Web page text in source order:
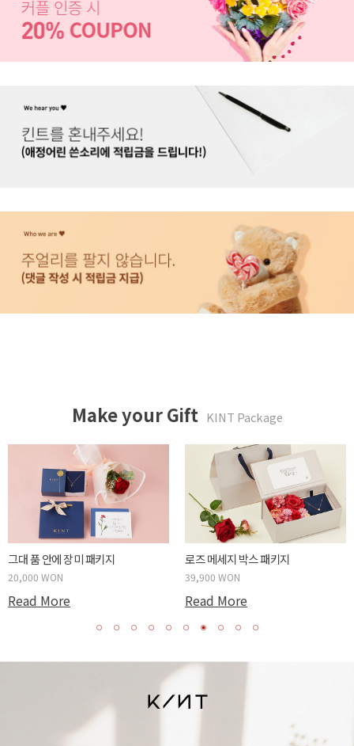
Make your Gift KINT Package
튤립같은 너에게 패키지
20,000 WON
Read More
카네이션 메세지 박스 패키지
39,900 WON
Read More